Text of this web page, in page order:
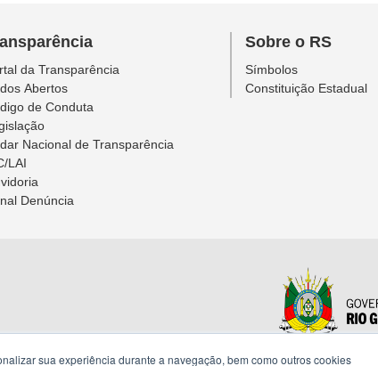
da Transparência
Abertos
de Conduta
Nacional de Transparência
LAI
Denúncia
Sobre o RS
Símbolos
Constituição Estadual
sua experiência durante a navegação, bem como outros cookies